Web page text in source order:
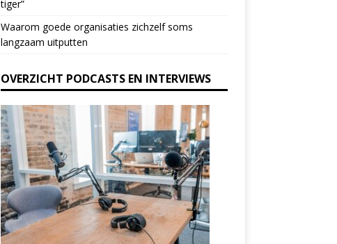
e
t
h
i
f
e
l
d
b
l
a
n
k
.
tiger”
Waarom goede organisaties zichzelf soms
langzaam uitputten
OVERZICHT PODCASTS EN INTERVIEWS